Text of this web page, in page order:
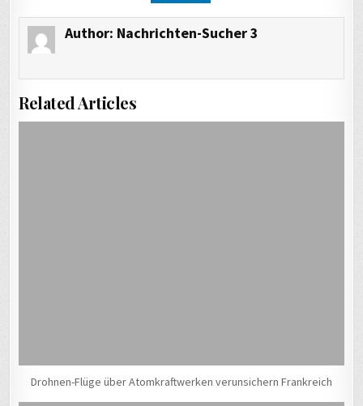
Author: Nachrichten-Sucher 3
Related Articles
Drohnen-Flüge über Atomkraftwerken verunsichern Frankreich